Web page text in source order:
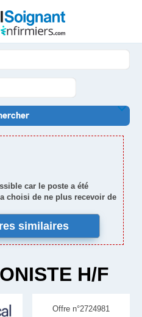
car le poste a été
choisi de ne plus recevoir de
similaires
H/F
Offre n°2724981